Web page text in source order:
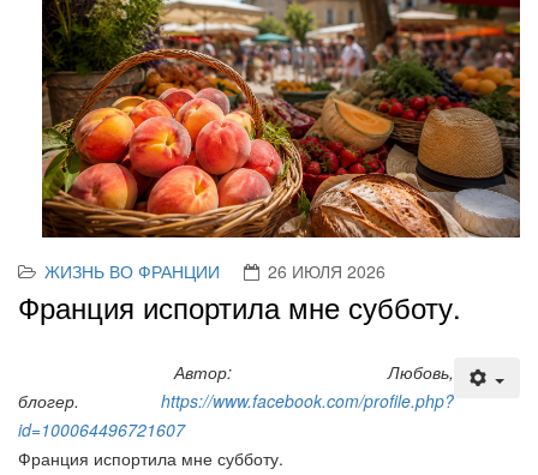
ЖИЗНЬ ВО ФРАНЦИИ 26 ИЮЛЯ 2026
Франция испортила мне субботу.
Автор: Любовь,
блогер. https://www.facebook.com/profile.php?
id=100064496721607
Франция испортила мне субботу.